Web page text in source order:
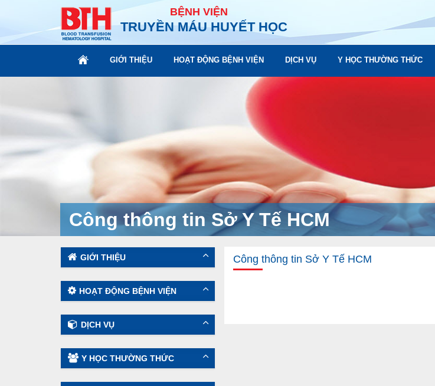
BỆNH VIỆN
TRUYỀN MÁU HUYẾT HỌC
GIỚI THIỆU HOẠT ĐỘNG BỆNH VIỆN DỊCH VỤ Y HỌC THƯỜNG THỨC
Công thông tin Sở Y Tế HCM
GIỚI THIỆU
HOẠT ĐỘNG BỆNH VIỆN
DỊCH VỤ
Y HỌC THƯỜNG THỨC
Công thông tin Sở Y Tế HCM